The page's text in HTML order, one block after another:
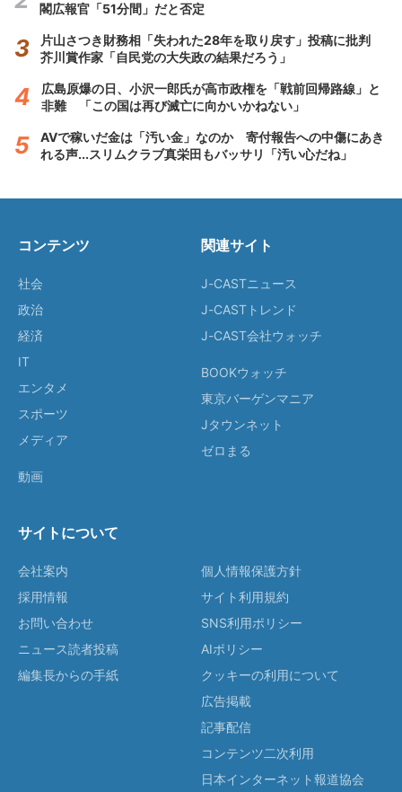
閣広報官「51分間」だと否定
片山さつき財務相「失われた28年を取り戻す」投稿に批判
芥川賞作家「自民党の大失政の結果だろう」
広島原爆の日、小沢一郎氏が高市政権を「戦前回帰路線」と
非難 「この国は再び滅亡に向かいかねない」
AVで稼いだ金は「汚い金」なのか 寄付報告への中傷にあき
れる声...スリムクラブ真栄田もバッサリ「汚い心だね」
コンテンツ
社会
政治
経済
IT
エンタメ
スポーツ
メディア
動画
関連サイト
J-CASTニュース
J-CASTトレンド
J-CAST会社ウォッチ
BOOKウォッチ
東京バーゲンマニア
Jタウンネット
ゼロまる
サイトについて
会社案内
採用情報
お問い合わせ
ニュース読者投稿
編集長からの手紙
個人情報保護方針
サイト利用規約
SNS利用ポリシー
AIポリシー
クッキーの利用について
広告掲載
記事配信
コンテンツ二次利用
日本インターネット報道協会